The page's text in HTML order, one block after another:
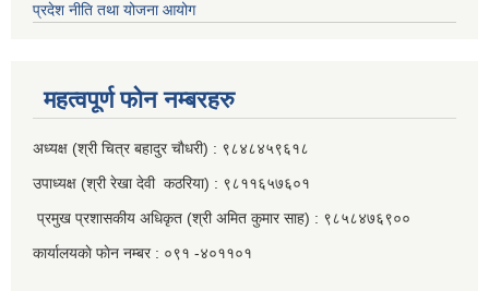
प्रदेश नीति तथा योजना आयोग
महत्वपूर्ण फाेन नम्बरहरु
अध्यक्ष (श्री चित्र बहादुर चाैधरी) : ९८४८४५९६१८
उपाध्यक्ष (श्री रेखा देवी कठरिया) : ९८११६५७६०१
प्रमुख प्रशासकीय अधिकृत (श्री अमित कुमार साह) : ९८५८४७६९००
कार्यालयकाे फाेन नम्बर : ०९१ -४०११०१